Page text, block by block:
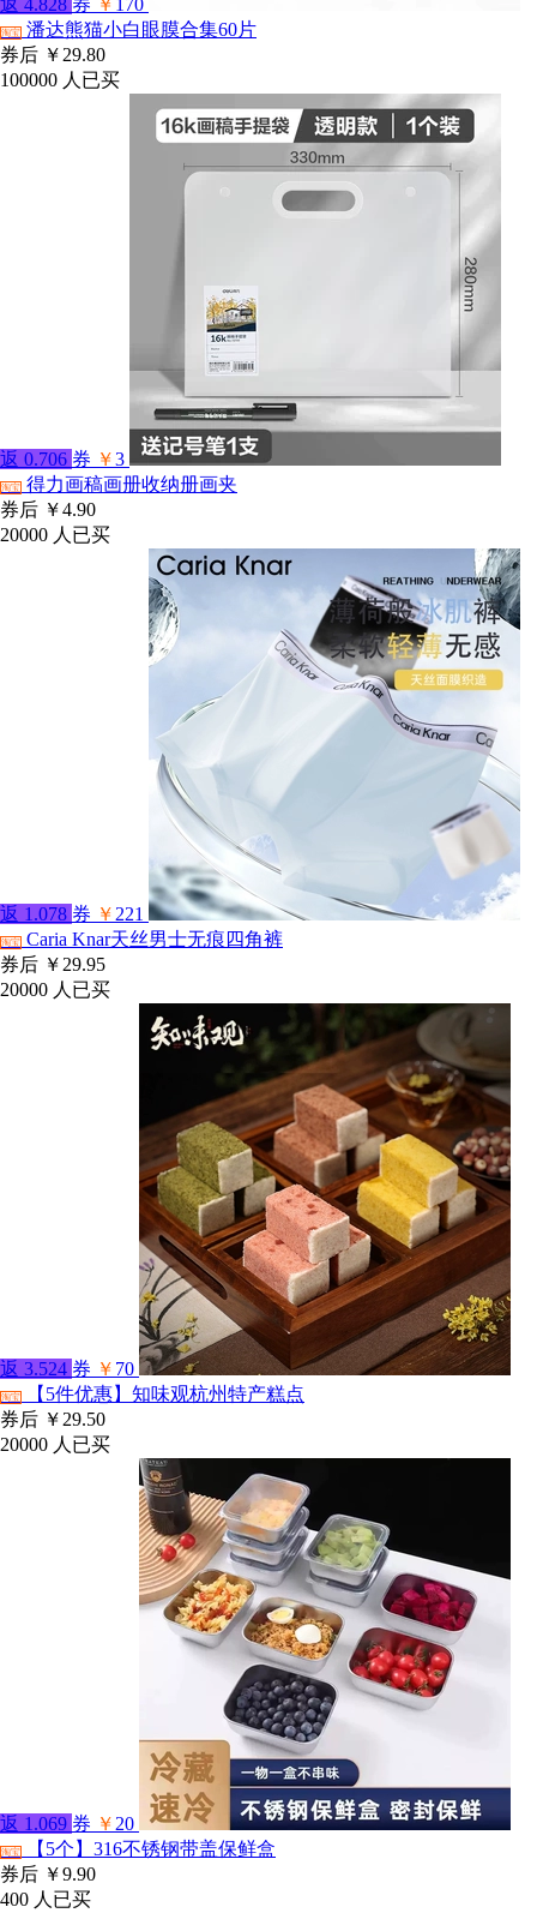
返 4.828 券 ￥ 170
淘宝 潘达熊猫小白眼膜合集60片
券后 ￥29.80
100000 人已买
返 0.706 券 ￥3
淘宝 得力画稿画册收纳册画夹
券后 ￥4.90
20000 人已买
返 1.078 券 ￥ 221
淘宝 Caria Knar天丝男士无痕四角裤
券后 ￥29.95
20000 人已买
返 3.524 券 ￥ 70
淘宝
【5件优惠】知味观杭州特产糕点
券后 ￥29.50
20000 人已买
返 1.069 券 ￥ 20
淘宝
【5个】316不锈钢带盖保鲜盒
券后 ￥9.90
400 人已买